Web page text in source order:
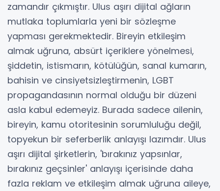
zamandır çıkmıştır. Ulus aşırı dijital ağların
mutlaka toplumlarla yeni bir sözleşme
yapması gerekmektedir. Bireyin etkileşim
almak uğruna, absürt içeriklere yönelmesi,
şiddetin, istismarın, kötülüğün, sanal kumarın,
bahisin ve cinsiyetsizleştirmenin, LGBT
propagandasının normal olduğu bir düzeni
asla kabul edemeyiz. Burada sadece ailenin,
bireyin, kamu otoritesinin sorumluluğu değil,
topyekun bir seferberlik anlayışı lazımdır. Ulus
aşırı dijital şirketlerin, 'bırakınız yapsınlar,
bırakınız geçsinler' anlayışı içerisinde daha
fazla reklam ve etkileşim almak uğruna aileye,